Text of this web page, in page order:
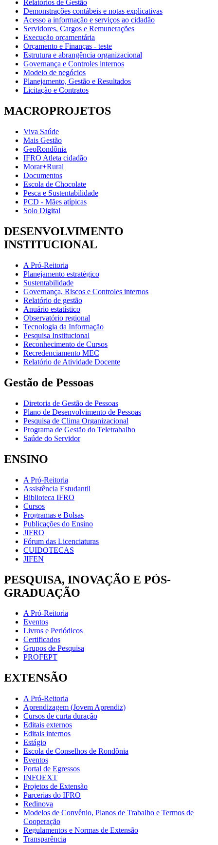
Relatórios de Gestão
Demonstrações contábeis e notas explicativas
Acesso a informação e serviços ao cidadão
Servidores, Cargos e Remunerações
Execução orçamentária
Orçamento e Finanças - teste
Estrutura e abrangência organizacional
Governança e Controles internos
Modelo de negócios
Planejamento, Gestão e Resultados
Licitação e Contratos
MACROPROJETOS
Viva Saúde
Mais Gestão
GeoRondônia
IFRO Atleta cidadão
Morar+Rural
Documentos
Escola de Chocolate
Pesca e Sustentabilidade
PCD - Mães atípicas
Solo Digital
DESENVOLVIMENTO
INSTITUCIONAL
A Pró-Reitoria
Planejamento estratégico
Sustentabilidade
Governança, Riscos e Controles internos
Relatório de gestão
Anuário estatístico
Observatório regional
Tecnologia da Informação
Pesquisa Institucional
Reconhecimento de Cursos
Recredenciamento MEC
Relatório de Atividade Docente
Gestão de Pessoas
Diretoria de Gestão de Pessoas
Plano de Desenvolvimento de Pessoas
Pesquisa de Clima Organizacional
Programa de Gestão do Teletrabalho
Saúde do Servidor
ENSINO
A Pró-Reitoria
Assistência Estudantil
Biblioteca IFRO
Cursos
Programas e Bolsas
Publicações do Ensino
JIFRO
Fórum das Licenciaturas
CUIDOTECAS
JIFEN
PESQUISA, INOVAÇÃO E PÓS-
GRADUAÇÃO
A Pró-Reitoria
Eventos
Livros e Periódicos
Certificados
Grupos de Pesquisa
PROFEPT
EXTENSÃO
A Pró-Reitoria
Aprendizagem (Jovem Aprendiz)
Cursos de curta duração
Editais externos
Editais internos
Estágio
Escola de Conselhos de Rondônia
Eventos
Portal de Egressos
INFOEXT
Projetos de Extensão
Parcerias do IFRO
Redinova
Modelos de Convênio, Planos de Trabalho e Termos de
Cooperação
Regulamentos e Normas de Extensão
Transparência